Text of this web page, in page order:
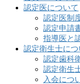
認定医について
認定医制
認定申請
指導医と
認定衛生士につ
認定歯科
認定衛生
入会につ